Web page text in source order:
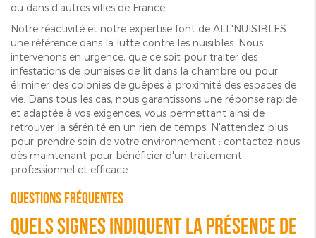
ou dans d'autres villes de France.
Notre réactivité et notre expertise font de ALL'NUISIBLES
une référence dans la lutte contre les nuisibles. Nous
intervenons en urgence, que ce soit pour traiter des
infestations de punaises de lit dans la chambre ou pour
éliminer des colonies de guêpes à proximité des espaces de
vie. Dans tous les cas, nous garantissons une réponse rapide
et adaptée à vos exigences, vous permettant ainsi de
retrouver la sérénité en un rien de temps. N'attendez plus
pour prendre soin de votre environnement : contactez-nous
dès maintenant pour bénéficier d'un traitement
professionnel et efficace.
Questions fréquentes
Quels signes indiquent la présence de